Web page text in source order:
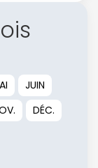
JUIN
DÉC.